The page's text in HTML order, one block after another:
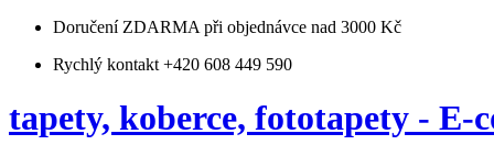
Doručení ZDARMA při objednávce nad 3000 Kč
Rychlý kontakt +420 608 449 590
tapety, koberce, fototapety - E-